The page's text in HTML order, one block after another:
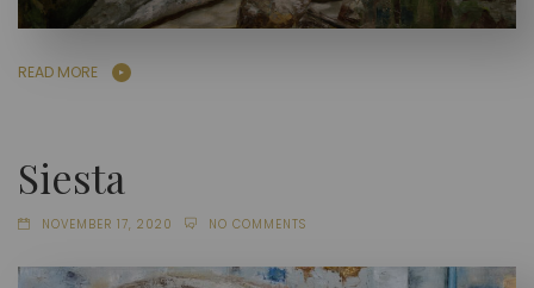
READ MORE
Siesta
NOVEMBER 17, 2020 NO COMMENTS